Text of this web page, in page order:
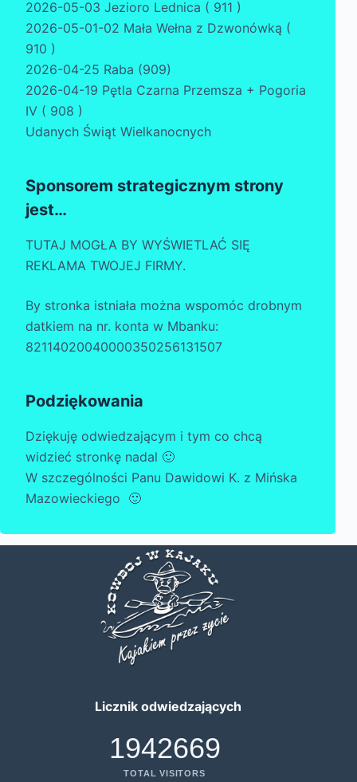
2026-05-03 Jezioro Lednica ( 911 )
2026-05-01-02 Mała Wełna z Dzwonówką (
910 )
2026-04-25 Raba (909)
2026-04-19 Pętla Czarna Przemsza + Pogoria
IV ( 908 )
Udanych Świąt Wielkanocnych
Sponsorem strategicznym strony
jest…
TUTAJ MOGŁA BY WYŚWIETLAĆ SIĘ
REKLAMA TWOJEJ FIRMY.
By stronka istniała można wspomóc drobnym
datkiem na nr. konta w Mbanku:
82114020040000350256131507
Podziękowania
Dziękuję odwiedzającym i tym co chcą
widzieć stronkę nadal 🙂
W szczególności Panu Dawidowi K. z Mińska
Mazowieckiego 🙂
Licznik odwiedzających
1942669
TOTAL VISITORS